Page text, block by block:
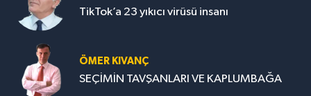
TikTok’a 23 yıkıcı virüsü insanı
ÖMER KIVANÇ
SEÇİMİN TAVŞANLARI VE KAPLUMBAĞA